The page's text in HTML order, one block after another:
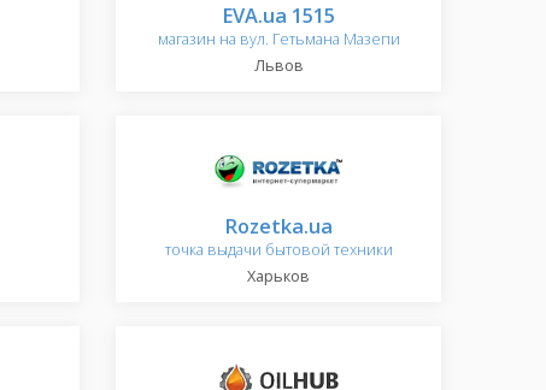
EVA.ua 1515
магазин на вул. Гетьмана Мазепи
Львов
Rozetka.ua
точка выдачи бытовой техники
Харьков